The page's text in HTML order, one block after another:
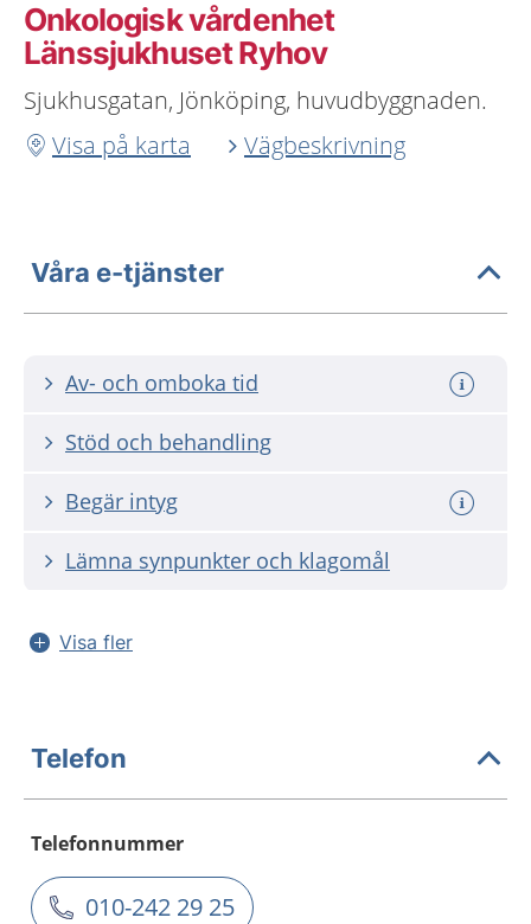
Onkologisk vårdenhet
Länssjukhuset Ryhov
Sjukhusgatan, Jönköping, huvudbyggnaden.
Visa på karta
Vägbeskrivning
Våra e-tjänster
Av- och omboka tid
Stöd och behandling
Begär intyg
Lämna synpunkter och klagomål
Visa fler
Telefon
Telefonnummer
010-242 29 25